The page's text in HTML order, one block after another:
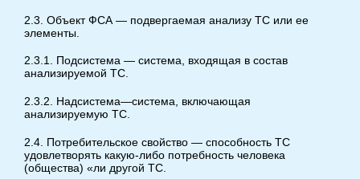
2.3. Объект ФСА — подвергаемая анализу ТС или ее
элементы.
2.3.1. Подсистема — система, входящая в состав
анализируемой ТС.
2.3.2. Надсистема—система, включающая
анализируемую ТС.
2.4. Потребительское свойство — способность ТС
удовлетворять какую-либо потребность человека
(общества) «ли другой ТС.